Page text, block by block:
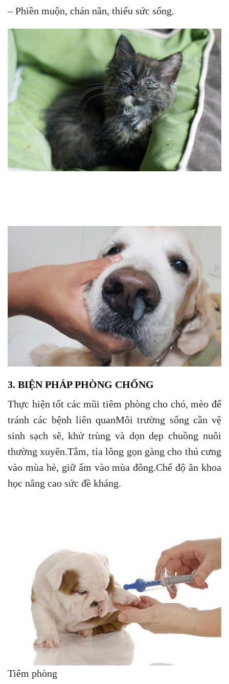
– Phiền muộn, chán nãn, thiếu sức sống.
3. BIỆN PHÁP PHÒNG CHỐNG
Thực hiện tốt các mũi tiêm phòng cho chó, mèo để
tránh các bệnh liên quanMôi trường sống cần vệ
sinh sạch sẽ, khử trùng và dọn dẹp chuồng nuôi
thường xuyên.Tắm, tỉa lông gọn gàng cho thú cưng
vào mùa hè, giữ ấm vào mùa đông.Chế độ ăn khoa
học nâng cao sức đề kháng.
​​​Tiêm phòng